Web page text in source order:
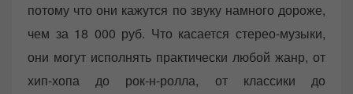
потому что они кажутся по звуку намного дороже,
чем за 18 000 руб. Что касается стерео-музыки,
они могут исполнять практически любой жанр, от
хип-хопа до рок-н-ролла, от классики до